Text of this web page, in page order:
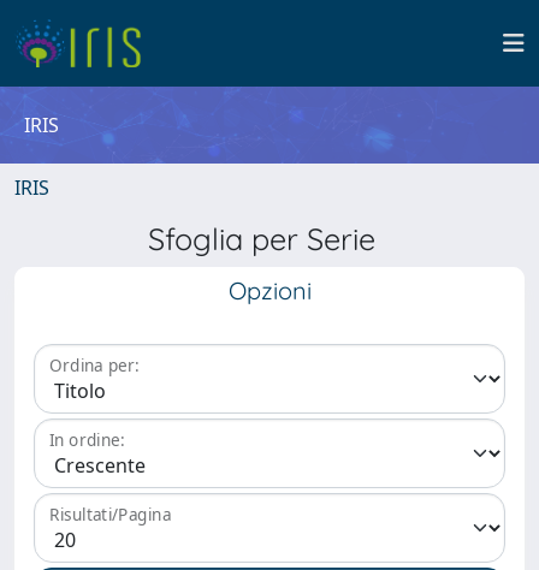
IRIS
IRIS
Sfoglia per Serie
Opzioni
Ordina per:
In ordine:
Risultati/Pagina